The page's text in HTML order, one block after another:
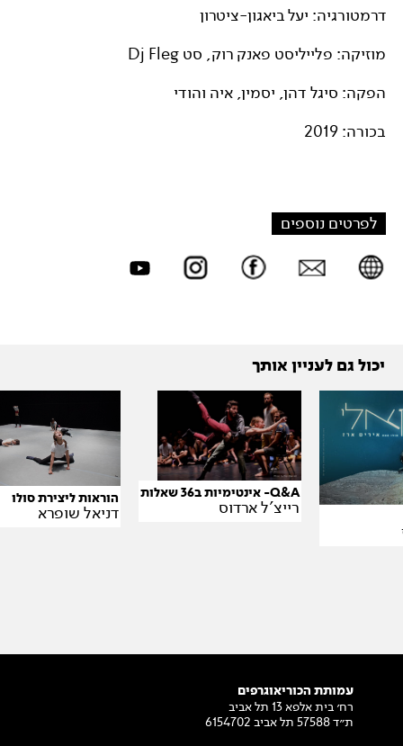
דרמטורגיה: יעל ביאגון-ציטרון
מוזיקה: פלייליסט פאנק רוק, סט Dj Fleg
הפקה: סיגל דהן, יסמין, איה והודי
בכורה: 2019
לפרטים נוספים
יכול גם לעניין אותך
Q&A- אינטימיות ב36 שאלות
רייצ'ל ארדוס הוראות ליצירת סולו
דניאל שופרא
עמותת הכוריאוגרפים
רח׳ בית אלפא 13 תל אביב
ת״ד 57588 תל אביב 6154702